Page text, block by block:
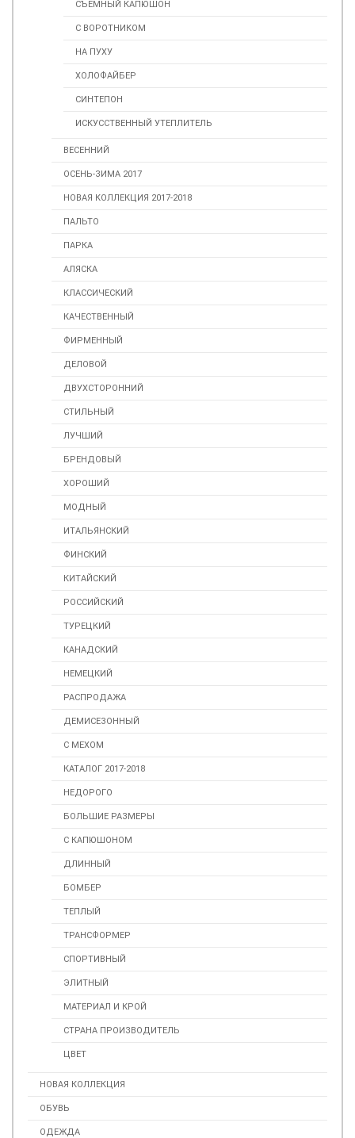
СЪЕМНЫЙ КАПЮШОН
С ВОРОТНИКОМ
НА ПУХУ
ХОЛОФАЙБЕР
СИНТЕПОН
ИСКУССТВЕННЫЙ УТЕПЛИТЕЛЬ
ВЕСЕННИЙ
ОСЕНЬ-ЗИМА 2017
НОВАЯ КОЛЛЕКЦИЯ 2017-2018
ПАЛЬТО
ПАРКА
АЛЯСКА
КЛАССИЧЕСКИЙ
КАЧЕСТВЕННЫЙ
ФИРМЕННЫЙ
ДЕЛОВОЙ
ДВУХСТОРОННИЙ
СТИЛЬНЫЙ
ЛУЧШИЙ
БРЕНДОВЫЙ
ХОРОШИЙ
МОДНЫЙ
ИТАЛЬЯНСКИЙ
ФИНСКИЙ
КИТАЙСКИЙ
РОССИЙСКИЙ
ТУРЕЦКИЙ
КАНАДСКИЙ
НЕМЕЦКИЙ
РАСПРОДАЖА
ДЕМИСЕЗОННЫЙ
С МЕХОМ
КАТАЛОГ 2017-2018
НЕДОРОГО
БОЛЬШИЕ РАЗМЕРЫ
С КАПЮШОНОМ
ДЛИННЫЙ
БОМБЕР
ТЕПЛЫЙ
ТРАНСФОРМЕР
СПОРТИВНЫЙ
ЭЛИТНЫЙ
МАТЕРИАЛ И КРОЙ
СТРАНА ПРОИЗВОДИТЕЛЬ
ЦВЕТ
НОВАЯ КОЛЛЕКЦИЯ
ОБУВЬ
ОДЕЖДА